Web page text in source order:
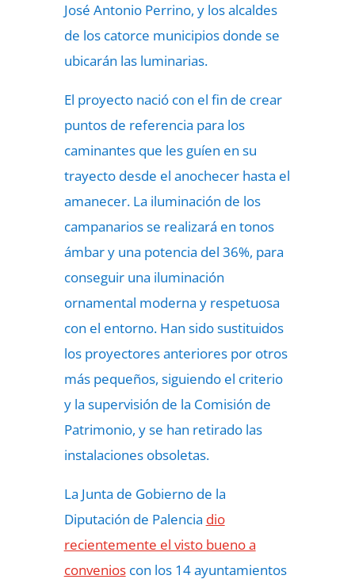
José Antonio Perrino, y los alcaldes
de los catorce municipios donde se
ubicarán las luminarias.
El proyecto nació con el fin de crear
puntos de referencia para los
caminantes que les guíen en su
trayecto desde el anochecer hasta el
amanecer. La iluminación de los
campanarios se realizará en tonos
ámbar y una potencia del 36%, para
conseguir una iluminación
ornamental moderna y respetuosa
con el entorno. Han sido sustituidos
los proyectores anteriores por otros
más pequeños, siguiendo el criterio
y la supervisión de la Comisión de
Patrimonio, y se han retirado las
instalaciones obsoletas.
La Junta de Gobierno de la
Diputación de Palencia dio
recientemente el visto bueno a
convenios con los 14 ayuntamientos